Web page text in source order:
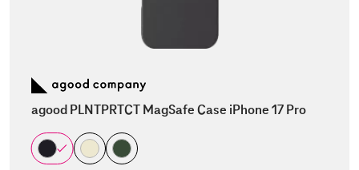
agood PLNTPRTCT MagSafe Case iPhone 17 Pro